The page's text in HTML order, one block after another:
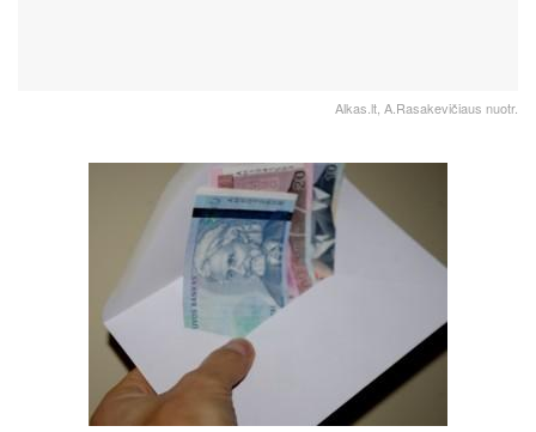
Alkas.lt, A.Rasakevičiaus nuotr.